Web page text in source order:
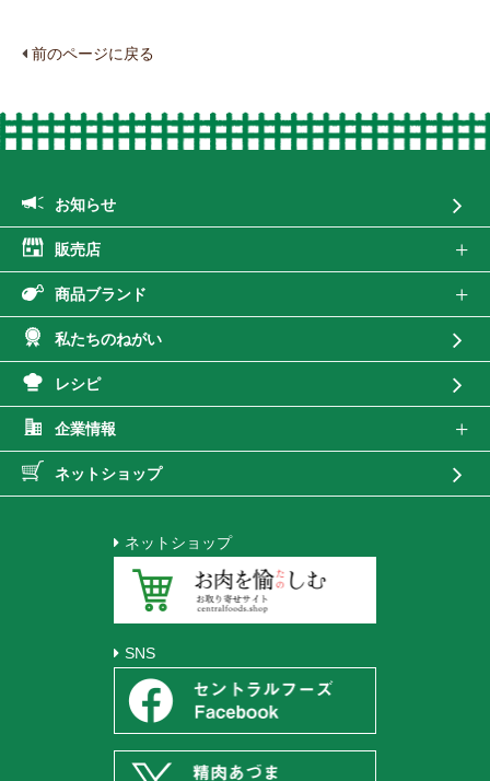
前のページに戻る
お知らせ
販売店
商品ブランド
私たちのねがい
レシピ
企業情報
ネットショップ
ネットショップ
SNS